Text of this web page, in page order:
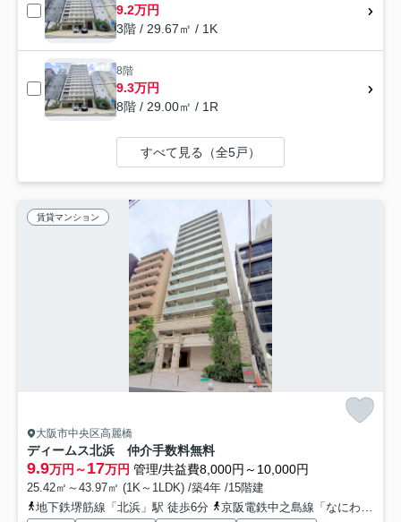
9.2万円
3階 / 29.67㎡ / 1K
8階
9.3万円
8階 / 29.00㎡ / 1R
すべて見る（全5戸）
賃貸マンション
大阪市中央区高麗橋
ディームス北浜 仲介手数料無料
9.9万円～17万円 管理/共益費8,000円～10,000円
25.42㎡～43.97㎡ (1K～1LDK) /築4年 /15階建
地下鉄堺筋線「北浜」駅 徒歩6分
京阪電鉄中之島線「なにわ橋」駅 徒歩8分